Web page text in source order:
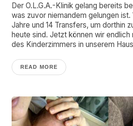
Der O.L.G.A.-Klinik gelang bereits
was zuvor niemandem gelungen ist.
Jahre und 14 Transfers, um dorthin
heute sind. Jetzt können wir endlich
des Kinderzimmers in unserem
READ MORE